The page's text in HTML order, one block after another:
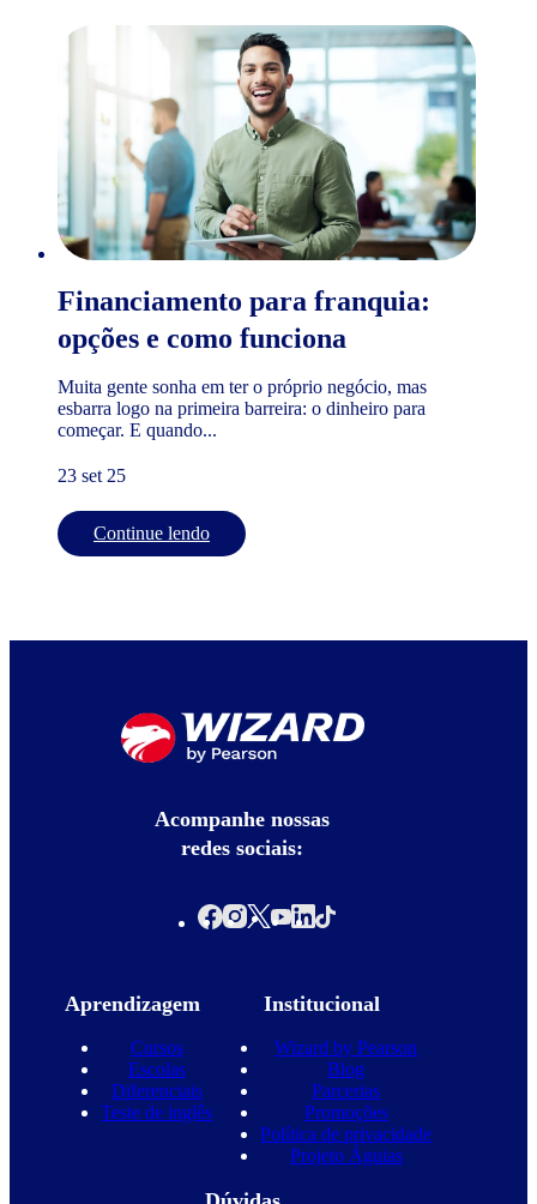
Financiamento para franquia:
opções e como funciona
Muita gente sonha em ter o próprio negócio, mas
esbarra logo na primeira barreira: o dinheiro para
começar. E quando...
23 set 25
Continue lendo
Acompanhe nossas
redes sociais:
Aprendizagem
Cursos
Escolas
Diferenciais
Teste de inglês
Institucional
Wizard by Pearson
Blog
Parcerias
Promoções
Política de privacidade
Projeto Águias